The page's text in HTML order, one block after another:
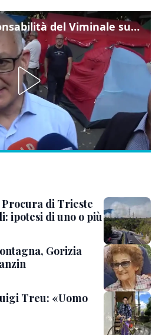
Gualtieri: "Responsabilità del Viminale su Spin Time? La posizione dei partiti è nota"
di Trieste
ipotesi di uno o più
Gorizia
Treu: «Uomo